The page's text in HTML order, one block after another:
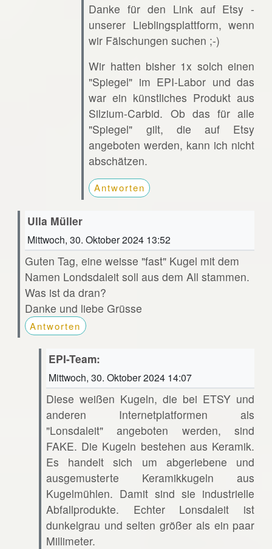
Danke für den Link auf Etsy -
unserer Lieblingsplattform, wenn
wir Fälschungen suchen ;-)
Wir hatten bisher 1x solch einen
"Spiegel" im EPI-Labor und das
war ein künstliches Produkt aus
Silzium-Carbid. Ob das für alle
"Spiegel" gilt, die auf Etsy
angeboten werden, kann ich nicht
abschätzen.
Antworten
Ulla Müller
Mittwoch, 30. Oktober 2024 13:52
Guten Tag, eine weisse "fast" Kugel mit dem
Namen Londsdaleit soll aus dem All stammen.
Was ist da dran?
Danke und liebe Grüsse
Antworten
EPI-Team:
Mittwoch, 30. Oktober 2024 14:07
Diese weißen Kugeln, die bei ETSY und
anderen Internetplatformen als
"Lonsdaleit" angeboten werden, sind
FAKE. Die Kugeln bestehen aus Keramik.
Es handelt sich um abgeriebene und
ausgemusterte Keramikkugeln aus
Kugelmühlen. Damit sind sie industrielle
Abfallprodukte. Echter Lonsdaleit ist
dunkelgrau und selten größer als ein paar
Millimeter.